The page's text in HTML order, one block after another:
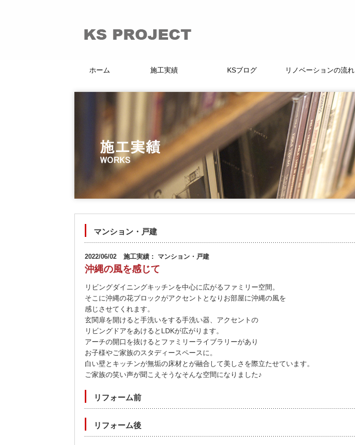
ホーム 施工実績 KSブログ リノベーションの流れ
マンション・戸建
2022/06/02 施工実績： マンション・戸建
沖縄の風を感じて
リビングダイニングキッチンを中心に広がるファミリー空間。
そこに沖縄の花ブロックがアクセントとなりお部屋に沖縄の風を
感じさせてくれます。
玄関扉を開けると手洗いをする手洗い器、アクセントの
リビングドアをあけるとLDKが広がります。
アーチの開口を抜けるとファミリーライブラリーがあり
お子様やご家族のスタディースペースに。
白い壁とキッチンが無垢の床材とが融合して美しさを際立たせています。
ご家族の笑い声が聞こえそうなそんな空間になりました♪
リフォーム前
リフォーム後